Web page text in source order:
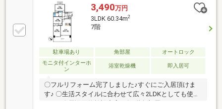
坪)の3LDKタイプ■15階建ての10階部分です。■南西・
北西・北東側 ３方向角住戸につき採光、通風良好で
す。■エントランスは、オートロック方式です。ご内
覧予約お待ちしております♪販売担当：中原(なかはら)
ＴＥＬ ｜070-1447-5926 ＬＩＮＥ｜mizuki-
nakahara@livable
3,490万円
3LDK 60.34m2
7階
駐車場あり 角部屋
オートロック
モニタ付インターホ
ン
浴室乾燥機 即入居可
〇フルリフォーム完了しました♪すぐにご入居頂けま
す♪ 〇生活スタイルに合わせて広々2LDKとしても使え